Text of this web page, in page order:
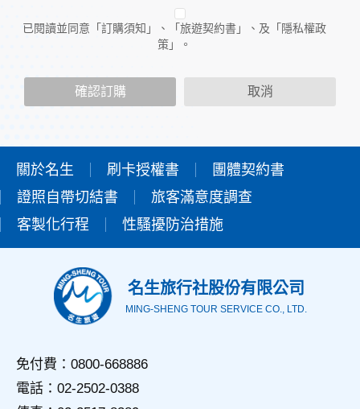
外的相關連結網站，也不適用於非本網站所委託或參與管理的
人員。
當您造訪本網站或使用本網站所提供之功能服務時，我們將視
該服務功能性質，請您提供必要的個人資料，並在該特定目的
本網站在您使用服務信箱、問卷調查等互動性功能時，會保留
您所提供的姓名、電子郵件地址、聯絡方式及使用時間等。
於一般瀏覽時，伺服器會自行記錄相關行徑，包括您使用連線
設備的IP位址、使用時間、使用的瀏覽器、瀏覽及點選資料記
用，決不對外公佈。
外，我們會視需要公佈統計數據及說明文字，但不涉及特定個
人之資料。
三、資料之保護
備及必要的安全防護措施，加以保護網站及您的個人資料採用
嚴格的保護措施，只由經過授權的人員才能接觸您的個人資
料，相關處理人員皆簽有保密合約，如有違反保密義務者，將
會受到相關的法律處分。
已閱讀並同意「訂購須知」、「旅遊契約書」、及「隱私權政
策」。
確認訂購 取消
關於名生 刷卡授權書
團體契約書
證照自帶切結書
旅客滿意度調查
客製化行程
性騷擾防治措施
名生旅行社股份有限公司
MING-SHENG TOUR SERVICE CO., LTD.
免付費：0800-668886
電話：02-2502-0388